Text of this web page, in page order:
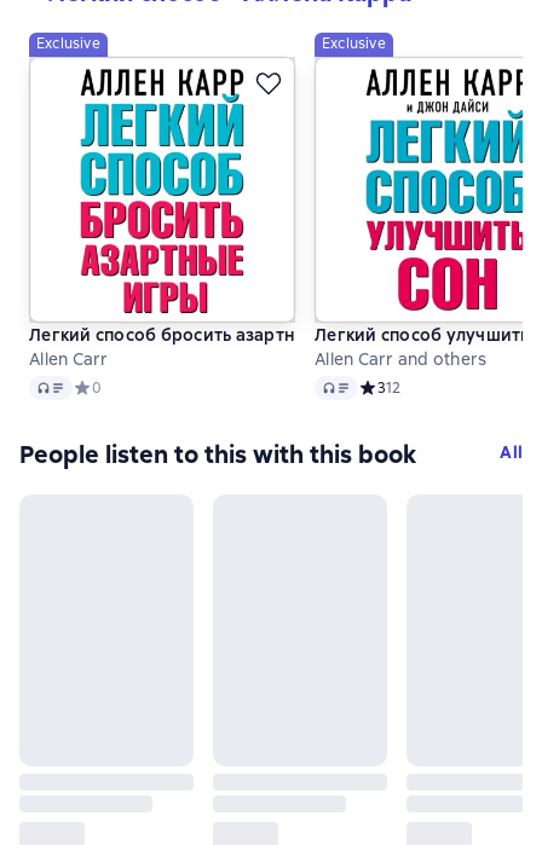
Exclusive
Легкий способ бросить азартные игры
Allen Carr
Audio Средний рейтинг 0 на основе 0 оценок
0
Exclusive
Легкий способ улучшить
Allen Carr and others
Audio Средний рейтинг 3 на
312
People listen to this with this book All